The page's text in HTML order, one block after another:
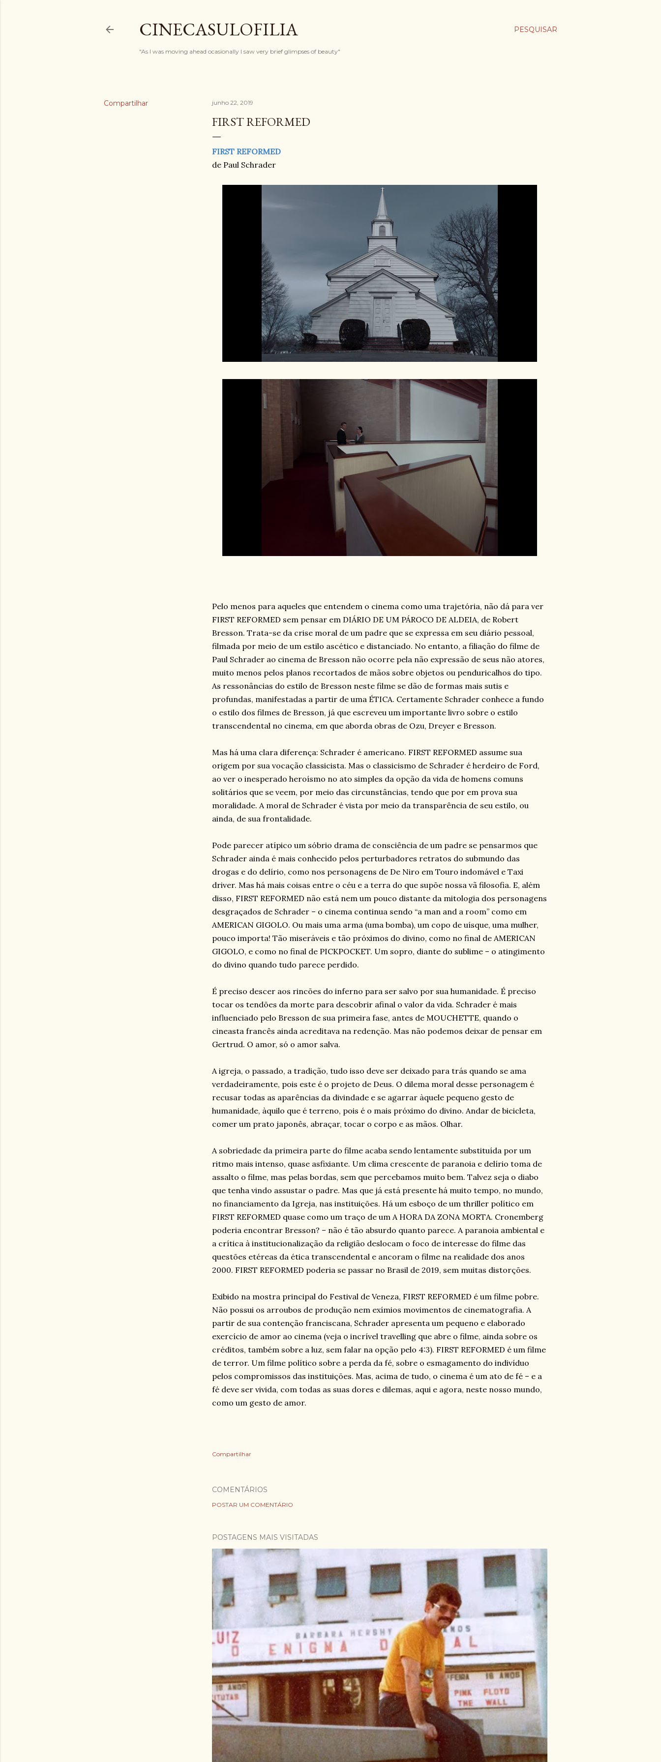
PESQUISAR
CINECASULOFILIA
"As I was moving ahead ocasionally I saw very brief glimpses of beauty"
Compartilhar junho 22, 2019
FIRST REFORMED
FIRST REFORMED
de Paul Schrader
Pelo menos para aqueles que entendem o cinema como uma trajetória, não dá para ver
FIRST REFORMED sem pensar em DIÁRIO DE UM PÁROCO DE ALDEIA, de Robert
Bresson. Trata-se da crise moral de um padre que se expressa em seu diário pessoal,
filmada por meio de um estilo ascético e distanciado. No entanto, a filiação do filme de
Paul Schrader ao cinema de Bresson não ocorre pela não expressão de seus não atores,
muito menos pelos planos recortados de mãos sobre objetos ou penduricalhos do tipo.
As ressonâncias do estilo de Bresson neste filme se dão de formas mais sutis e
profundas, manifestadas a partir de uma ÉTICA. Certamente Schrader conhece a fundo
o estilo dos filmes de Bresson, já que escreveu um importante livro sobre o estilo
transcendental no cinema, em que aborda obras de Ozu, Dreyer e Bresson.
Mas há uma clara diferença: Schrader é americano. FIRST REFORMED assume sua
origem por sua vocação classicista. Mas o classicismo de Schrader é herdeiro de Ford,
ao ver o inesperado heroísmo no ato simples da opção da vida de homens comuns
solitários que se veem, por meio das circunstâncias, tendo que por em prova sua
moralidade. A moral de Schrader é vista por meio da transparência de seu estilo, ou
ainda, de sua frontalidade.
Pode parecer atípico um sóbrio drama de consciência de um padre se pensarmos que
Schrader ainda é mais conhecido pelos perturbadores retratos do submundo das
drogas e do delírio, como nos personagens de De Niro em Touro indomável e Taxi
driver. Mas há mais coisas entre o céu e a terra do que supõe nossa vã filosofia. E, além
disso, FIRST REFORMED não está nem um pouco distante da mitologia dos personagens
desgraçados de Schrader – o cinema continua sendo “a man and a room” como em
AMERICAN GIGOLO. Ou mais uma arma (uma bomba), um copo de uísque, uma mulher,
pouco importa! Tão miseráveis e tão próximos do divino, como no final de AMERICAN
GIGOLO, e como no final de PICKPOCKET. Um sopro, diante do sublime – o atingimento
do divino quando tudo parece perdido.
É preciso descer aos rincões do inferno para ser salvo por sua humanidade. É preciso
tocar os tendões da morte para descobrir afinal o valor da vida. Schrader é mais
influenciado pelo Bresson de sua primeira fase, antes de MOUCHETTE, quando o
cineasta francês ainda acreditava na redenção. Mas não podemos deixar de pensar em
Gertrud. O amor, só o amor salva.
A igreja, o passado, a tradição, tudo isso deve ser deixado para trás quando se ama
verdadeiramente, pois este é o projeto de Deus. O dilema moral desse personagem é
recusar todas as aparências da divindade e se agarrar àquele pequeno gesto de
humanidade, àquilo que é terreno, pois é o mais próximo do divino. Andar de bicicleta,
comer um prato japonês, abraçar, tocar o corpo e as mãos. Olhar.
A sobriedade da primeira parte do filme acaba sendo lentamente substituída por um
ritmo mais intenso, quase asfixiante. Um clima crescente de paranoia e delírio toma de
assalto o filme, mas pelas bordas, sem que percebamos muito bem. Talvez seja o diabo
que tenha vindo assustar o padre. Mas que já está presente há muito tempo, no mundo,
no financiamento da Igreja, nas instituições. Há um esboço de um thriller político em
FIRST REFORMED quase como um traço de um A HORA DA ZONA MORTA. Cronemberg
poderia encontrar Bresson? – não é tão absurdo quanto parece. A paranoia ambiental e
a crítica à institucionalização da religião deslocam o foco de interesse do filme das
questões etéreas da ética transcendental e ancoram o filme na realidade dos anos
2000. FIRST REFORMED poderia se passar no Brasil de 2019, sem muitas distorções.
Exibido na mostra principal do Festival de Veneza, FIRST REFORMED é um filme pobre.
Não possui os arroubos de produção nem exímios movimentos de cinematografia. A
partir de sua contenção franciscana, Schrader apresenta um pequeno e elaborado
exercício de amor ao cinema (veja o incrível travelling que abre o filme, ainda sobre os
créditos, também sobre a luz, sem falar na opção pelo 4:3). FIRST REFORMED é um filme
de terror. Um filme político sobre a perda da fé, sobre o esmagamento do indivíduo
pelos compromissos das instituições. Mas, acima de tudo, o cinema é um ato de fé – e a
fé deve ser vivida, com todas as suas dores e dilemas, aqui e agora, neste nosso mundo,
como um gesto de amor.
Compartilhar
COMENTÁRIOS
POSTAR UM COMENTÁRIO
POSTAGENS MAIS VISITADAS